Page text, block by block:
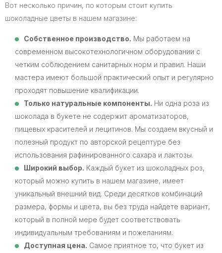
Вот несколько причин, по которым стоит купить
шоколадные цветы в нашем магазине:
Собственное производство. Мы работаем на
современном высокотехнологичном оборудовании с
четким соблюдением санитарных норм и правил. Наши
мастера имеют большой практический опыт и регулярно
проходят повышение квалификации.
Только натуральные компоненты. Ни одна роза из
шоколада в букете не содержит ароматизаторов,
пищевых красителей и лецитинов. Мы создаем вкусный и
полезный продукт по авторской рецептуре без
использования рафинированного сахара и лактозы.
Широкий выбор. Каждый букет из шоколадных роз,
который можно купить в нашем магазине, имеет
уникальный внешний вид. Среди десятков комбинаций
размера, формы и цвета, вы без труда найдете вариант,
который в полной мере будет соответствовать
индивидуальным требованиям и пожеланиям.
Доступная цена. Самое приятное то, что букет из